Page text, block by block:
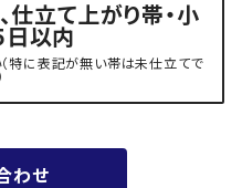
仕立て上がり帯・小
日以内
特に表記が無い帯は未仕立てで
わせ